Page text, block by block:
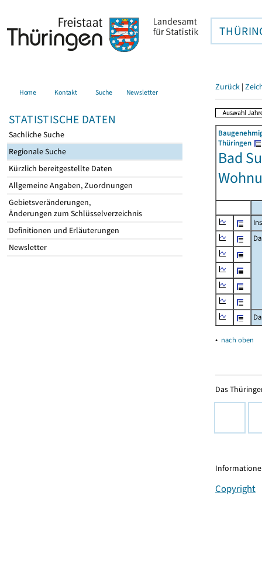
Home Kontakt Suche Newsletter
STATISTISCHE DATEN
Sachliche Suche
Regionale Suche
Kürzlich bereitgestellte Daten
Allgemeine Angaben, Zuordnungen
Gebietsveränderungen,
Änderungen zum Schlüsselverzeichnis
Definitionen und Erläuterungen
Newsletter
Zurück |
Thüringen
Bad
▴ nach oben
Das
Copyright